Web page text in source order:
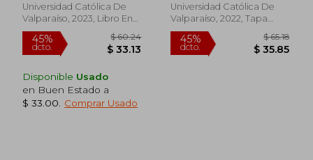
Universidad Católica De
Valparaíso, 2023, Libro En
Otro Formato, Nuevo
Disponible Usado
en Buen Estado a
$ 33.00
Comprar Usado
Universidad Católica De
Valparaíso, 2022, Tapa
Dura,Usado